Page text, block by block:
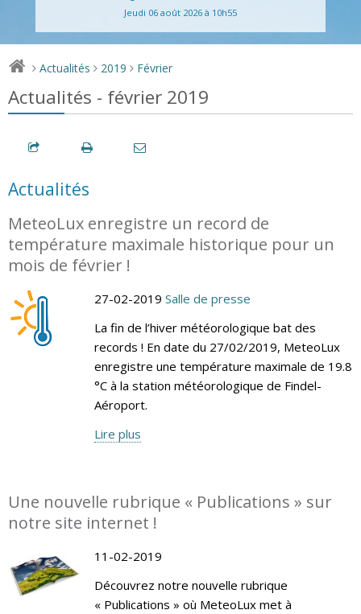
Jeudi 06 août 2026 à 10h55
> Actualités > 2019 > Février
Actualités - février 2019
Actualités
MeteoLux enregistre un record de
température maximale historique pour un
mois de février !
27-02-2019 Salle de presse
La fin de l’hiver météorologique bat des
records ! En date du 27/02/2019, MeteoLux
enregistre une température maximale de 19.8
°C à la station météorologique de Findel-
Aéroport.
Lire plus
Une nouvelle rubrique « Publications » sur
notre site internet !
11-02-2019
Découvrez notre nouvelle rubrique
« Publications » où MeteoLux met à